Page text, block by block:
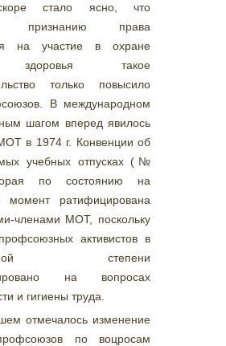
стало ясно, что
признанию права
на участие в охране
здоровья такое
только повысило
В международном
шагом вперед явилось
в 1974 г. Конвенции об
учебных отпусках (№
по состоянию на
момент ратифицирована
членами МОТ, поскольку
активистов в
степени
на вопросах
и гигиены труда.
отмечалось изменение
по воцросам